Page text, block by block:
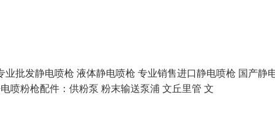
发静电喷枪 液体静电喷枪 专业销售进口静电喷枪 国产静
粉枪配件：供粉泵 粉末输送泵浦 文丘里管 文